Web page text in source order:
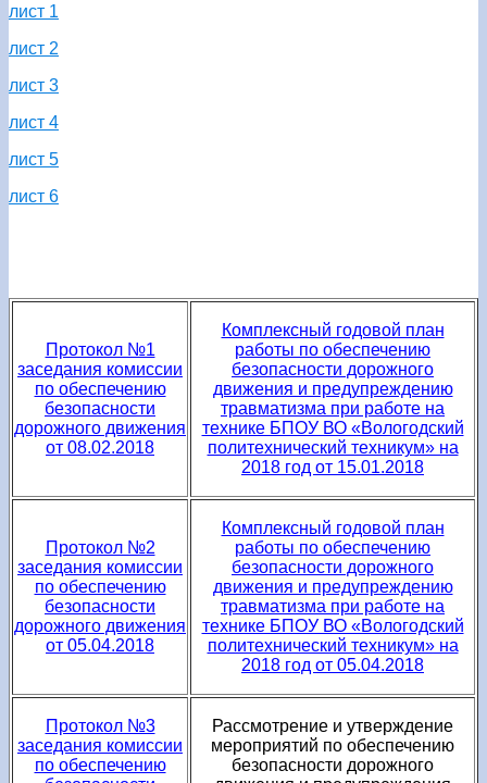
лист 1
лист 2
лист 3
лист 4
лист 5
лист 6
Протокол №1
заседания комиссии
по обеспечению
безопасности
дорожного движения
от 08.02.2018
Комплексный годовой план
работы по обеспечению
безопасности дорожного
движения и предупреждению
травматизма при работе на
технике БПОУ ВО «Вологодский
политехнический техникум» на
2018 год от 15.01.2018
Протокол №2
заседания комиссии
по обеспечению
безопасности
дорожного движения
от 05.04.2018
Комплексный годовой план
работы по обеспечению
безопасности дорожного
движения и предупреждению
травматизма при работе на
технике БПОУ ВО «Вологодский
политехнический техникум» на
2018 год от 05.04.2018
Протокол №3
заседания комиссии
по обеспечению
Рассмотрение и утверждение
мероприятий по обеспечению
безопасности дорожного